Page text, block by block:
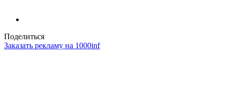
Поделиться
Заказать рекламу на 1000inf